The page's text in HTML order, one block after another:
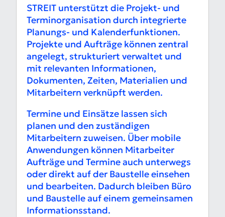
STREIT unterstützt die Projekt- und
Terminorganisation durch integrierte
Planungs- und Kalenderfunktionen.
Projekte und Aufträge können zentral
angelegt, strukturiert verwaltet und
mit relevanten Informationen,
Dokumenten, Zeiten, Materialien und
Mitarbeitern verknüpft werden.
Termine und Einsätze lassen sich
planen und den zuständigen
Mitarbeitern zuweisen. Über mobile
Anwendungen können Mitarbeiter
Aufträge und Termine auch unterwegs
oder direkt auf der Baustelle einsehen
und bearbeiten. Dadurch bleiben Büro
und Baustelle auf einem gemeinsamen
Informationsstand.